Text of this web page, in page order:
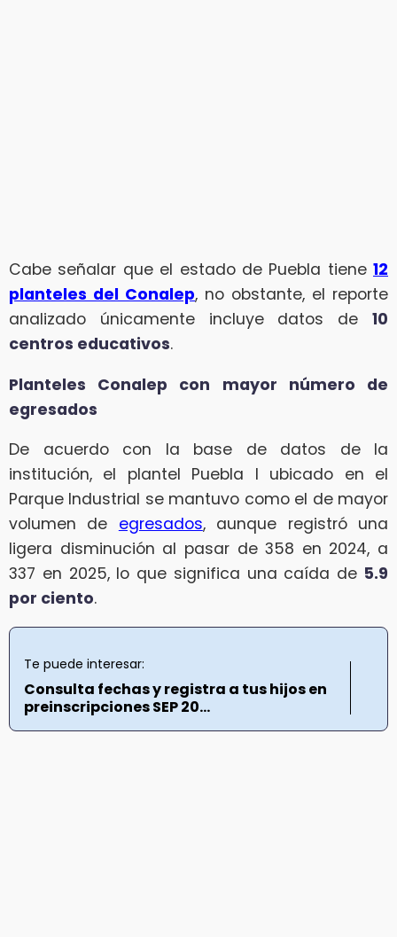
Cabe señalar que el estado de Puebla tiene 12
planteles del Conalep, no obstante, el reporte
analizado únicamente incluye datos de 10
centros educativos.
Planteles Conalep con mayor número de
egresados
De acuerdo con la base de datos de la
institución, el plantel Puebla I ubicado en el
Parque Industrial se mantuvo como el de mayor
volumen de egresados, aunque registró una
ligera disminución al pasar de 358 en 2024, a
337 en 2025, lo que significa una caída de 5.9
por ciento.
Te puede interesar:
Consulta fechas y registra a tus hijos en
preinscripciones SEP 20...